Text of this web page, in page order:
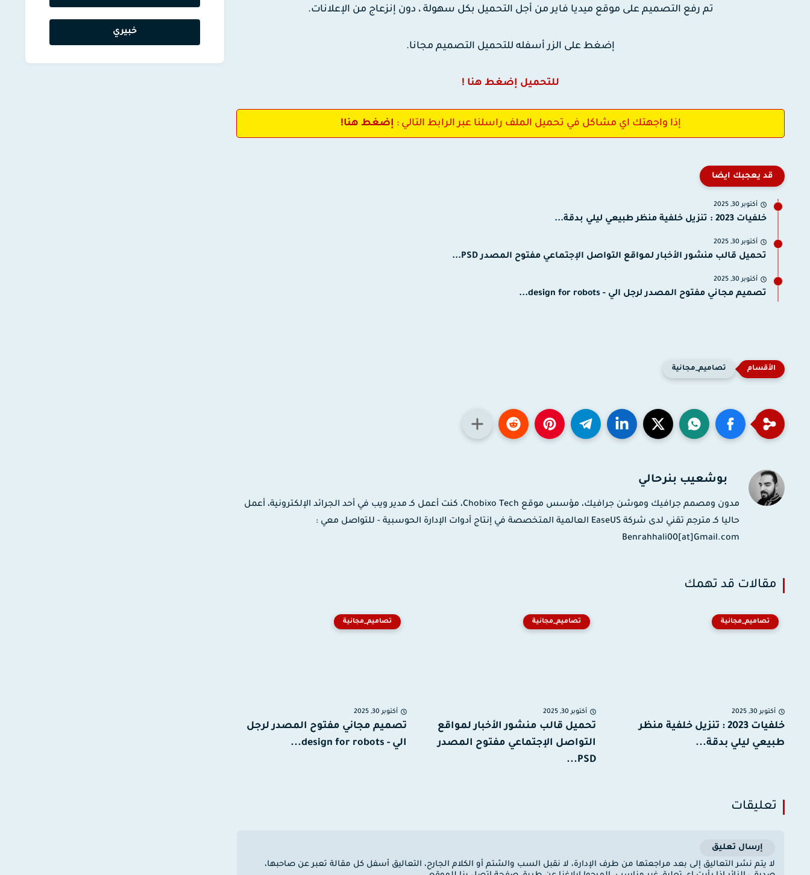
تم رفع التصميم على موقع ميديا فاير من أجل التحميل بكل سهولة ، دون إنزعاج من الإعلانات.
إضغط على الزر أسفله للتحميل التصميم مجانا.
للتحميل إضغط هنا !
إذا واجهتك اي مشاكل في تحميل الملف راسلنا عبر الرابط التالي : إضغط هنا!
قد يعجبك ايضا
أكتوبر 30, 2025
خلفيات 2023 : تنزيل خلفية منظر طبيعي ليلي بدقة...
أكتوبر 30, 2025
تحميل قالب منشور الأخبار لمواقع التواصل الإجتماعي مفتوح المصدر PSD...
أكتوبر 30, 2025
تصميم مجاني مفتوح المصدر لرجل الي - design for robots...
تصاميم_مجانية
بوشعيب بنرحالي
مدون ومصمم جرافيك وموشن جرافيك، مؤسس موقع Chobixo Tech، كنت أعمل كـ مدير ويب في أحد الجرائد الإلكترونية، أعمل
حاليا كـ مترجم تقني لدى شركة EaseUS العالمية المتخصصة في إنتاج أدوات الإدارة الحوسبية - للتواصل معي :
Benrahhali00[at]Gmail.com
مقالات قد تهمك
تصاميم_مجانية
أكتوبر 30, 2025
خلفيات 2023 : تنزيل خلفية منظر
طبيعي ليلي بدقة...
تصاميم_مجانية
أكتوبر 30, 2025
تحميل قالب منشور الأخبار لمواقع
التواصل الإجتماعي مفتوح المصدر
PSD...
تصاميم_مجانية
أكتوبر 30, 2025
تصميم مجاني مفتوح المصدر لرجل
الي - design for robots...
تعليقات
إرسال تعليق
لا يتم نشر التعاليق إلى بعد مراجعتها من طرف الإدارة، لا نقبل السب والشتم أو الكلام الجارح، التعاليق أسفل كل مقالة تعبر عن صاحبها،
خبيري